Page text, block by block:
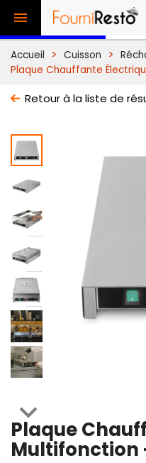

Accueil Cuisson
Plaque Chauffante
Retour à la liste de

Plaque
Multifonction